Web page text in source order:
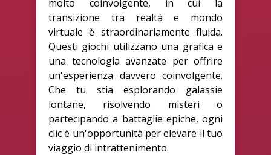
molto coinvolgente, in cui la
transizione tra realtà e mondo
virtuale è straordinariamente fluida.
Questi giochi utilizzano una grafica e
una tecnologia avanzate per offrire
un'esperienza davvero coinvolgente.
Che tu stia esplorando galassie
lontane, risolvendo misteri o
partecipando a battaglie epiche, ogni
clic è un'opportunità per elevare il tuo
viaggio di intrattenimento.